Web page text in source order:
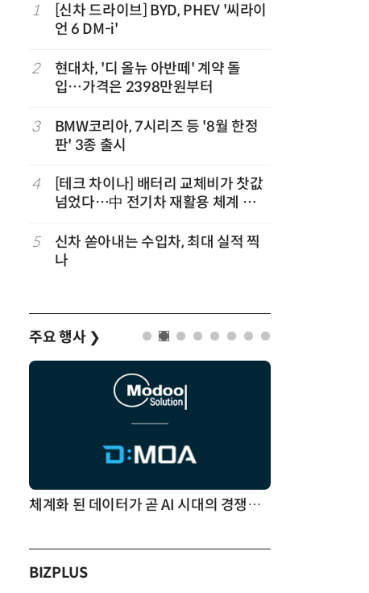
1
[신차 드라이브] BYD, PHEV '씨라이
언 6 DM-i'
2
현대차, '디 올뉴 아반떼' 계약 돌
입…가격은 2398만원부터
3
BMW코리아, 7시리즈 등 '8월 한정
판' 3종 출시
4
[테크 차이나] 배터리 교체비가 찻값
넘었다…中 전기차 재활용 체계 시
5
신차 쏟아내는 수입차, 최대 실적 찍
나
주요 행사 ❯
체계화 된 데이터가 곧 AI 시대의 경쟁력이다
BIZPLUS